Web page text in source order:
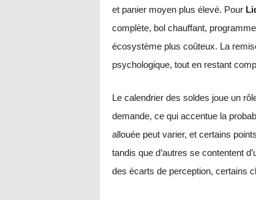
et panier moyen plus élevé. Pour
complète, bol chauffant,
écosystème plus coûteux. La
psychologique, tout en restant
Le calendrier des soldes joue un
demande, ce qui accentue la
allouée peut varier, et certains
tandis que d’autres se contentent
des écarts de perception, certains